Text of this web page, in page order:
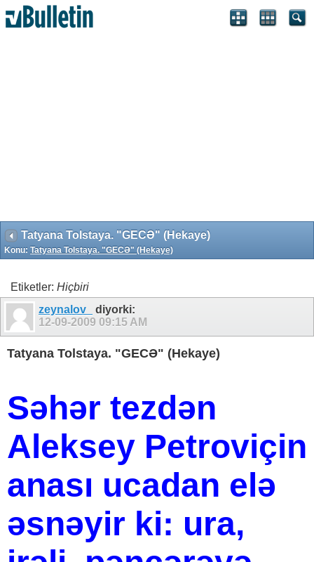
Tatyana Tolstaya. "GECƏ" (Hekaye)
Konu: Tatyana Tolstaya. "GECƏ" (Hekaye)
Etiketler: Hiçbiri
zeynalov_
diyorki:
12-09-2009 09:15 AM
Tatyana Tolstaya. "GECƏ" (Hekaye)
Səhər tezdən
Aleksey Petroviçin
anası ucadan elə
əsnəyir ki: ura,
Search Engine Optimization by vBSEO 3.6.1 ©2011, Crawlability,